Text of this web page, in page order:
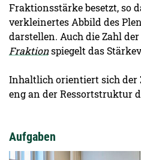
Fraktionsstärke besetzt, so
verkleinertes Abbild des
darstellen. Auch die Zahl
Fraktionspiegelt das
Inhaltlich orientiert sich der
eng an der Ressortstruktur
Aufgaben